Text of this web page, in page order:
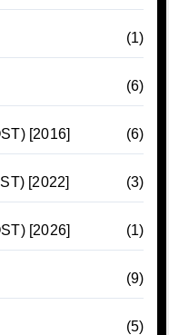
(1)
(6)
[2016] (6)
[2022] (3)
[2026] (1)
(9)
(5)